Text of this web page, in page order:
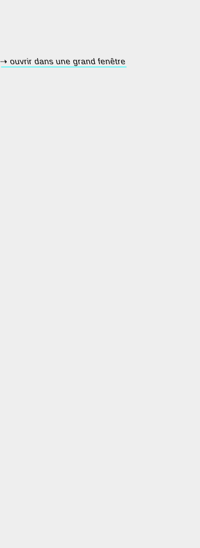
⇢ ouvrir dans une grand fenêtre